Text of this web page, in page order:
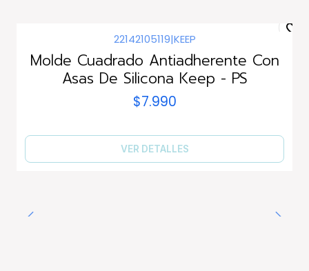
22142105119|KEEP
Molde Cuadrado Antiadherente Con
Asas De Silicona Keep - PS
$7.990
VER DETALLES